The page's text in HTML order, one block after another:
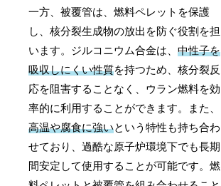
一方、被覆管は、燃料ペレットを保護
し、核分裂生成物の放出を防ぐ役割を担
います。ジルコニウム合金は、中性子を
吸収しにくい性質を持つため、核分裂反
応を阻害することなく、ウラン燃料を効
率的に利用することができます。また、
高温や腐食に強いという特性も持ち合わ
せており、過酷な原子炉環境下でも長期
間安定して使用することが可能です。燃